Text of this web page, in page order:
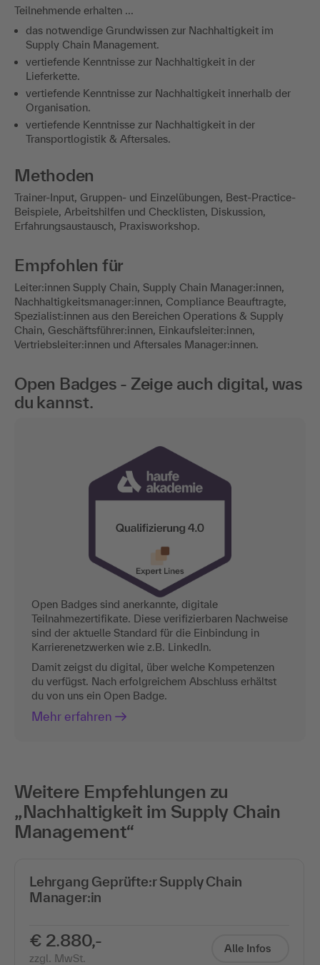
Teilnehmende erhalten ...
das notwendige Grundwissen zur Nachhaltigkeit im
Supply Chain Management.
vertiefende Kenntnisse zur Nachhaltigkeit in der
Lieferkette.
vertiefende Kenntnisse zur Nachhaltigkeit innerhalb der
Organisation.
vertiefende Kenntnisse zur Nachhaltigkeit in der
Transportlogistik & Aftersales.
Methoden
Trainer-Input, Gruppen- und Einzelübungen, Best-Practice-
Beispiele, Arbeitshilfen und Checklisten, Diskussion,
Erfahrungsaustausch, Praxisworkshop.
Empfohlen für
Leiter:innen Supply Chain, Supply Chain Manager:innen,
Nachhaltigkeitsmanager:innen, Compliance Beauftragte,
Spezialist:innen aus den Bereichen Operations & Supply
Chain, Geschäftsführer:innen, Einkaufsleiter:innen,
Vertriebsleiter:innen und Aftersales Manager:innen.
Open Badges - Zeige auch digital, was
du kannst.
Open Badges sind anerkannte, digitale
Teilnahmezertifikate. Diese verifizierbaren Nachweise
sind der aktuelle Standard für die Einbindung in
Karrierenetzwerken wie z.B. LinkedIn.
Damit zeigst du digital, über welche Kompetenzen
du verfügst. Nach erfolgreichem Abschluss erhältst
du von uns ein Open Badge.
Mehr erfahren
Weitere Empfehlungen zu
„Nachhaltigkeit im Supply Chain
Management“
Lehrgang Geprüfte:r Supply Chain
Manager:in
€ 2.880,-
zzgl. MwSt.
Alle Infos